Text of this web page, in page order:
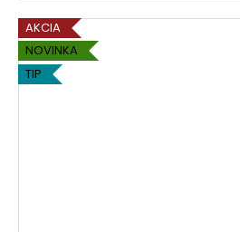
AKCIA
NOVINKA
TIP